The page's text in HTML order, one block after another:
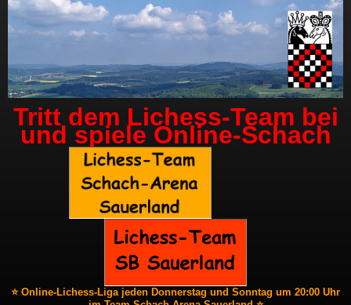
Tritt dem Lichess-Team bei
und spiele Online-Schach
⭐ Online-Lichess-Liga jeden Donnerstag und Sonntag um 20:00 Uhr